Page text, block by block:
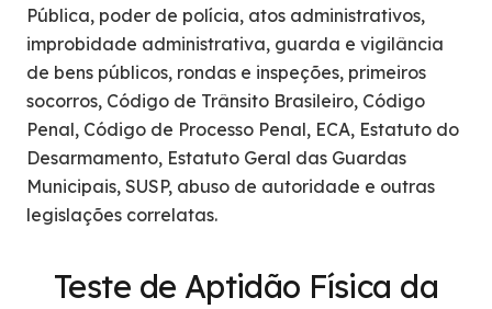
Pública, poder de polícia, atos administrativos,
improbidade administrativa, guarda e vigilância
de bens públicos, rondas e inspeções, primeiros
socorros, Código de Trânsito Brasileiro, Código
Penal, Código de Processo Penal, ECA, Estatuto do
Desarmamento, Estatuto Geral das Guardas
Municipais, SUSP, abuso de autoridade e outras
legislações correlatas.
Teste de Aptidão Física da